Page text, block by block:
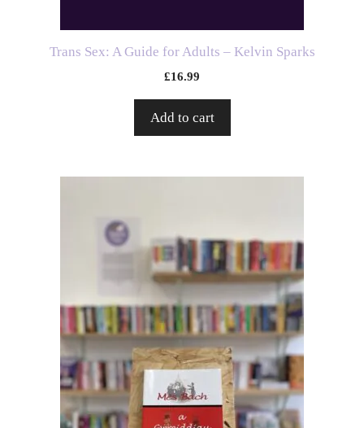
Trans Sex: A Guide for Adults – Kelvin Sparks
£16.99
Add to cart